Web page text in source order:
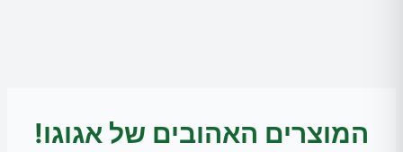
המוצרים האהובים של אגוגו!